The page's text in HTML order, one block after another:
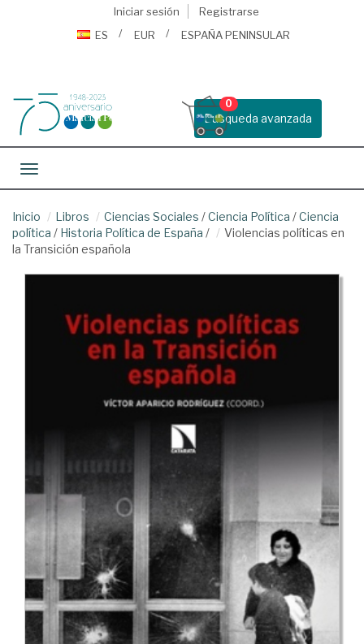
Iniciar sesión
Registrarse
ES
EUR ESPAÑA PENINSULAR
Busqueda avanzada
0
Toggle navigation
Inicio Libros Ciencias Sociales /Ciencia Política /Ciencia
política / Historia Política de España /
Violencias políticas en
la Transición española